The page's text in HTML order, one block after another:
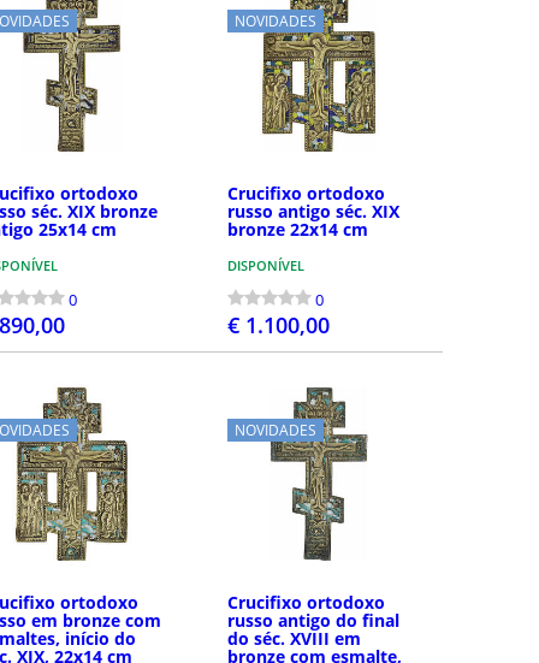
ortodoxo
séc. XIX bronze
25x14 cm
0
NOVIDADES
Crucifixo ortodoxo
russo antigo séc. XIX
bronze 22x14 cm
DISPONÍVEL
0
€ 1.100,00
ortodoxo
em bronze com
início do
XIX, 22x14 cm
NOVIDADES
Crucifixo ortodoxo
russo antigo do final
do séc. XVIII em
bronze com esmalte,